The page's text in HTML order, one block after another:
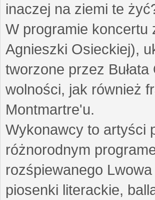
inaczej na ziemi te
W programie koncertu
Agnieszki Osieckiej),
tworzone przez
wolności, jak również
Montmartre'u.
Wykonawcy to artyści
różnorodnym
rozśpiewanego
piosenki literackie,